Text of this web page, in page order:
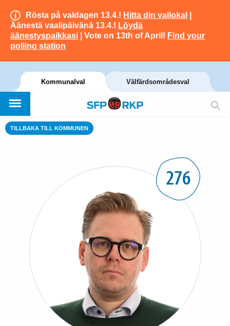
Rösta på valdagen 13.4.! Hitta din vallokal
Äänestä vaalipäivänä 13.4.! Löydä
äänestyspaikkasi | Vote on 13th of April! Find your
polling station
Kommunalval Välfärdsområdesval
TILLBAKA TILL KOMMUNEN
276